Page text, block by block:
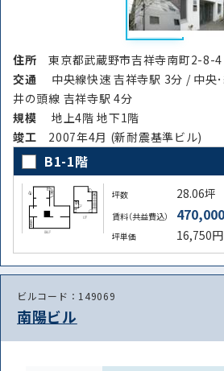
住所東京都武蔵野市吉祥寺南町
交通
中央線快速 吉祥寺駅 3分 / 中央
井の頭線 吉祥寺駅 4分
規模
地上4階 地下1階
竣⼯ 2007年4月 (新耐震基準ビル)
B1-1階
坪数 28.06坪
賃料（共益費込）
坪単価 16,750円
ビルコード：149069
南陽ビル